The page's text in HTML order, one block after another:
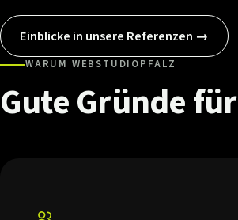
Einblicke in unsere Referenzen →
WARUM WEBSTUDIOPFALZ
GuteGründefür